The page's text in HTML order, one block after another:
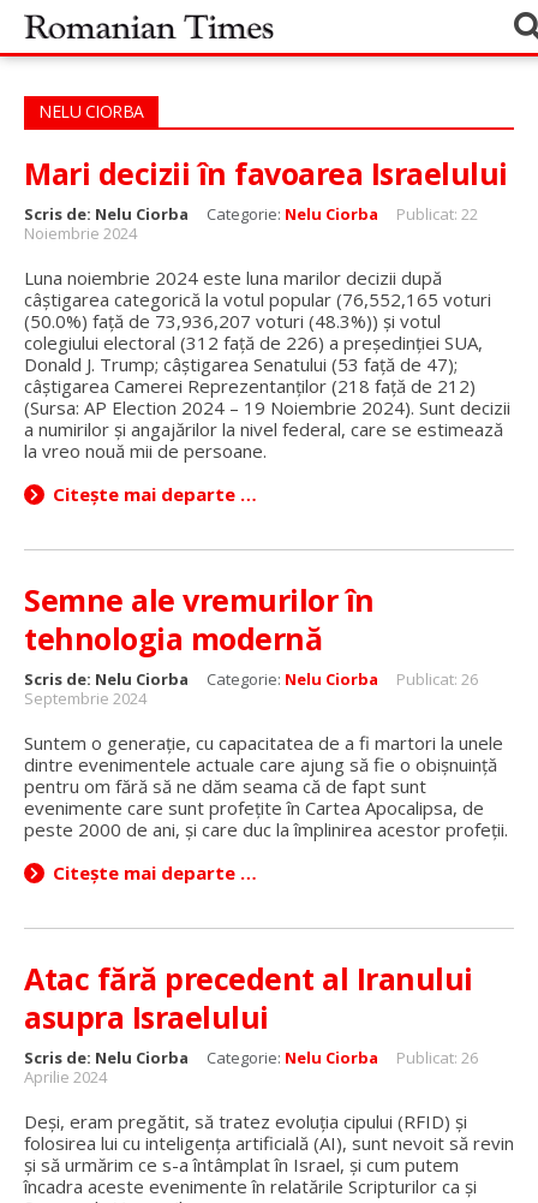
NELU CIORBA
Mari decizii în favoarea Israelului
Scris de: Nelu Ciorba Categorie: Nelu Ciorba
Publicat: 22
Noiembrie 2024
Luna noiembrie 2024 este luna marilor decizii după
câștigarea categorică la votul popular (76,552,165 voturi
(50.0%) față de 73,936,207 voturi (48.3%)) și votul
colegiului electoral (312 față de 226) a președinției SUA,
Donald J. Trump; câștigarea Senatului (53 față de 47);
câștigarea Camerei Reprezentanților (218 față de 212)
(Sursa: AP Election 2024 – 19 Noiembrie 2024). Sunt decizii
a numirilor și angajărilor la nivel federal, care se estimează
la vreo nouă mii de persoane.
Citește mai departe …
Semne ale vremurilor în
tehnologia modernă
Scris de: Nelu Ciorba Categorie: Nelu Ciorba
Publicat: 26
Septembrie 2024
Suntem o generație, cu capacitatea de a fi martori la unele
dintre evenimentele actuale care ajung să fie o obișnuință
pentru om fără să ne dăm seama că de fapt sunt
evenimente care sunt profețite în Cartea Apocalipsa, de
peste 2000 de ani, și care duc la împlinirea acestor profeții.
Citește mai departe …
Atac fără precedent al Iranului
asupra Israelului
Scris de: Nelu Ciorba Categorie: Nelu Ciorba
Publicat: 26
Aprilie 2024
Deși, eram pregătit, să tratez evoluția cipului (RFID) și
folosirea lui cu inteligența artificială (AI), sunt nevoit să revin
și să urmărim ce s-a întâmplat în Israel, și cum putem
încadra aceste evenimente în relatările Scripturilor ca și